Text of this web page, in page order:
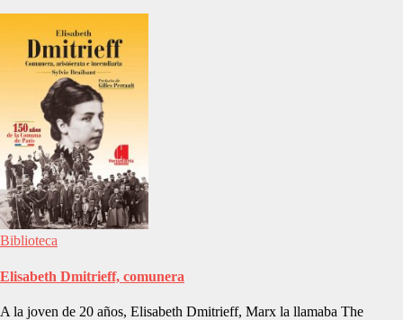
Biblioteca
Elisabeth Dmitrieff, comunera
A la joven de 20 años, Elisabeth Dmitrieff, Marx la llamaba The